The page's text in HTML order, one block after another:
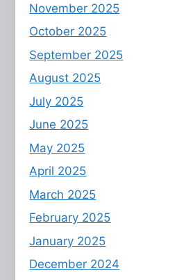
November 2025
October 2025
September 2025
August 2025
July 2025
June 2025
May 2025
April 2025
March 2025
February 2025
January 2025
December 2024